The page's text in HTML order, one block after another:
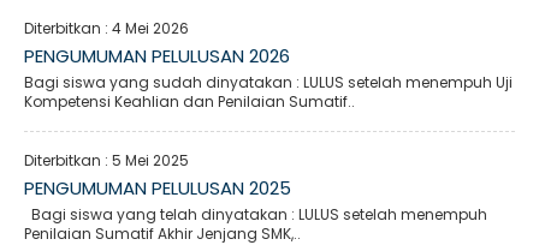
Diterbitkan : 4 Mei 2026
PENGUMUMAN PELULUSAN 2026
Bagi siswa yang sudah dinyatakan : LULUS setelah menempuh Uji
Kompetensi Keahlian dan Penilaian Sumatif..
Diterbitkan : 5 Mei 2025
PENGUMUMAN PELULUSAN 2025
Bagi siswa yang telah dinyatakan : LULUS setelah menempuh
Penilaian Sumatif Akhir Jenjang SMK,..